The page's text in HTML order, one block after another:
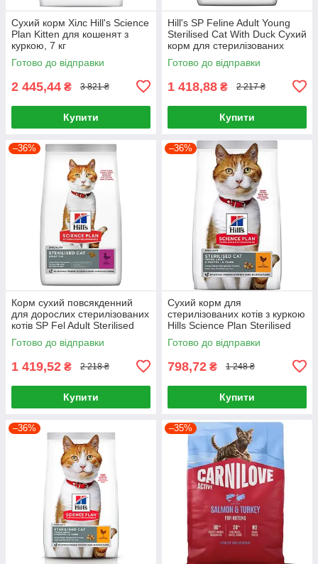
Сухий корм Хілс Hill's Science
Plan Kitten для кошенят з
куркою, 7 кг
Готово до відправки
2 445,44 ₴ 3 821 ₴
Купити
Hill's SP Feline Adult Young
Sterilised Cat With Duck Сухий
корм для стерилізованих
котів 3кг
Готово до відправки
1 418,88 ₴ 2 217 ₴
Купити
–36%
Корм сухий повсякденний
для дорослих стерилізованих
котів SP Fel Adult Sterilised
Cat Duck 3кг, Качка
Готово до відправки
1 419,52 ₴ 2 218 ₴
Купити
–36%
Сухий корм для
стерилізованих котів з куркою
Hills Science Plan Sterilised
Cat Young Adult Chicken 1,5кг
Готово до відправки
798,72 ₴ 1 248 ₴
Купити
–36% –35%